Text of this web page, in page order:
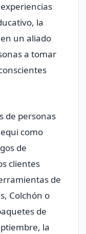
la
un aliado
a tomar
de personas
como
de
clientes
de
Colchón o
de
la